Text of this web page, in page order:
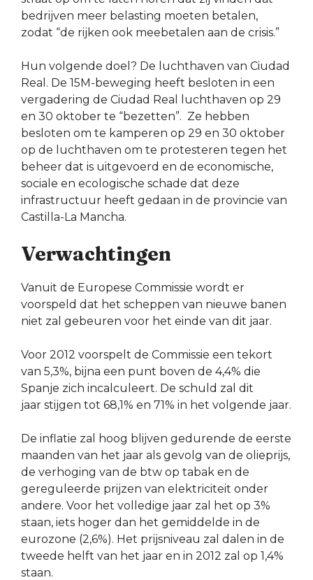
bedrijven meer belasting moeten betalen,
zodat “de rijken ook meebetalen aan de crisis.”
Hun volgende doel? De luchthaven van Ciudad
Real. De 15M-beweging heeft besloten in een
vergadering de Ciudad Real luchthaven op 29
en 30 oktober te “bezetten”. Ze hebben
besloten om te kamperen op 29 en 30 oktober
op de luchthaven om te protesteren tegen het
beheer dat is uitgevoerd en de economische,
sociale en ecologische schade dat deze
infrastructuur heeft gedaan in de provincie van
Castilla-La Mancha.
Verwachtingen
Vanuit de Europese Commissie wordt er
voorspeld dat het scheppen van nieuwe banen
niet zal gebeuren voor het einde van dit jaar.
Voor 2012 voorspelt de Commissie een tekort
van 5,3%, bijna een punt boven de 4,4% die
Spanje zich incalculeert. De schuld zal dit
jaar stijgen tot 68,1% en 71% in het volgende jaar.
De inflatie zal hoog blijven gedurende de eerste
maanden van het jaar als gevolg van de olieprijs,
de verhoging van de btw op tabak en de
gereguleerde prijzen van elektriciteit onder
andere. Voor het volledige jaar zal het op 3%
staan, iets hoger dan het gemiddelde in de
eurozone (2,6%). Het prijsniveau zal dalen in de
tweede helft van het jaar en in 2012 zal op 1,4%
staan.